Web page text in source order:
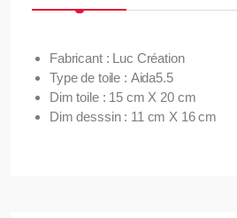
Fabricant : Luc Création
Type de toile : Aida5.5
Dim toile : 15 cm X 20 cm
Dim desssin : 11 cm X 16 cm